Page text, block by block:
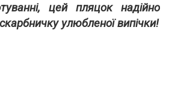
цей пляцок надійно
улюбленої випічки!